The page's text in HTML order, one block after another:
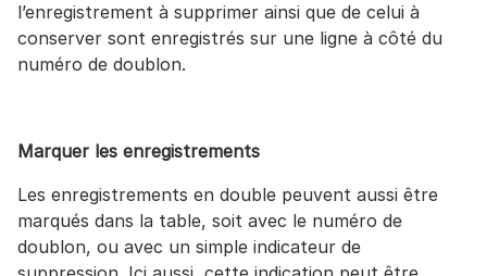
l’enregistrement à supprimer ainsi que de celui à
conserver sont enregistrés sur une ligne à côté du
numéro de doublon.
Marquer les enregistrements
Les enregistrements en double peuvent aussi être
marqués dans la table, soit avec le numéro de
doublon, ou avec un simple indicateur de